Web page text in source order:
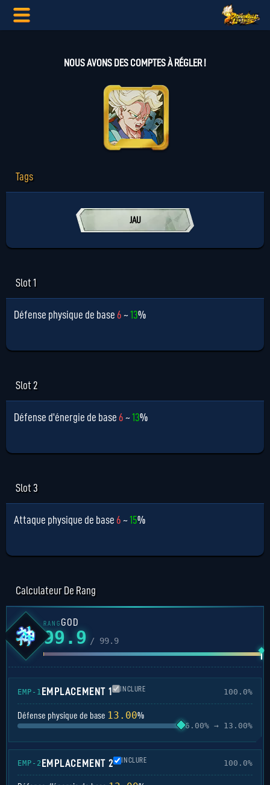
NOUS AVONS DES COMPTES À RÉGLER !
Tags
JAU
Slot 1
Défense physique de base 6 ~13%
Slot 2
Défense d'énergie de base 6 ~13%
Slot 3
Attaque physique de base 6 ~15%
Calculateur De Rang
RANG GOD
99.9 / 99.9
EMP-1 EMPLACEMENT 1 INCLURE 100.0%
Défense physique de base 13.00%
6.00% → 13.00%
EMP-2EMPLACEMENT 2 INCLURE 100.0%